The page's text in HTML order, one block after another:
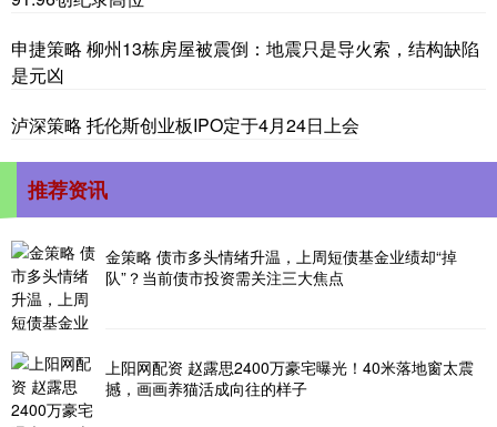
申捷策略 柳州13栋房屋被震倒：地震只是导火索，结构缺陷
是元凶
泸深策略 托伦斯创业板IPO定于4月24日上会
推荐资讯
金策略 债市多头情绪升温，上周短债基金业绩却“掉
队”？当前债市投资需关注三大焦点
上阳网配资 赵露思2400万豪宅曝光！40米落地窗太震
撼，画画养猫活成向往的样子